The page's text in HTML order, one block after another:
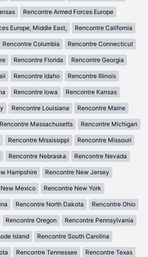
Rencontre Armed Forces Europe
Europe, Middle East, Rencontre California
Rencontre Columbia Rencontre Connecticut
Rencontre Florida Rencontre Georgia
Rencontre Idaho Rencontre Illinois
Rencontre Iowa Rencontre Kansas
Rencontre Louisiana Rencontre Maine
Rencontre Massachusetts Rencontre Michigan
Rencontre Mississippi Rencontre Missouri
Rencontre Nebraska Rencontre Nevada
Hampshire Rencontre New Jersey
Mexico Rencontre New York
Rencontre North Dakota Rencontre Ohio
Rencontre Oregon Rencontre Pennsylvania
Island Rencontre South Carolina
Rencontre Tennessee Rencontre Texas